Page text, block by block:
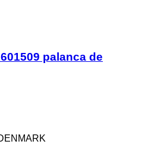
palanca de